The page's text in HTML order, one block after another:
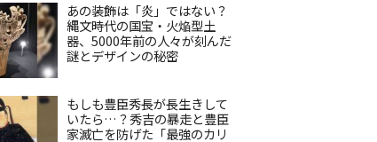
あの装飾は「炎」ではない？
縄文時代の国宝・火焔型土
器、5000年前の人々が刻んだ
謎とデザインの秘密
もしも豊臣秀長が長生きして
いたら…？秀吉の暴走と豊臣
家滅亡を防げた「最強のカリ